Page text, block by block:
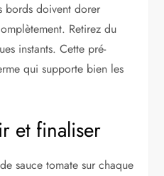
bords doivent dorer
Retirez du
instants. Cette pré-
qui supporte bien les
et finaliser
sauce tomate sur chaque